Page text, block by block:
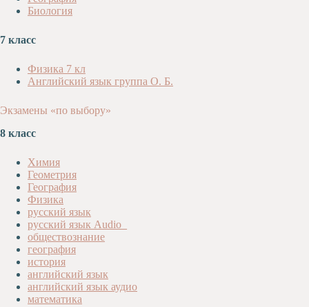
Художественная
Психологическая
Тьюторская
Биология
7 класс
Физика 7 кл
Английский язык группа О. Б.
Экзамены «по выбору»
8 класс
Химия
Геометрия
География
Физика
русский язык
русский язык Audio_
обществознание
география
история
английский язык
английский язык аудио
математика